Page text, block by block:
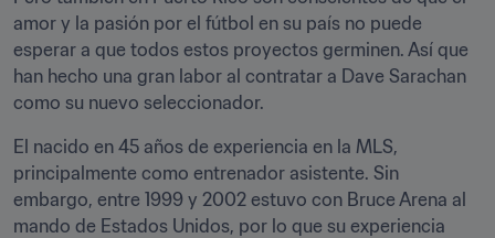
amor y la pasión por el fútbol en su país no puede
esperar a que todos estos proyectos germinen. Así que
han hecho una gran labor al contratar a Dave Sarachan
como su nuevo seleccionador.
El nacido en 45 años de experiencia en la MLS,
principalmente como entrenador asistente. Sin
embargo, entre 1999 y 2002 estuvo con Bruce Arena al
mando de Estados Unidos, por lo que su experiencia